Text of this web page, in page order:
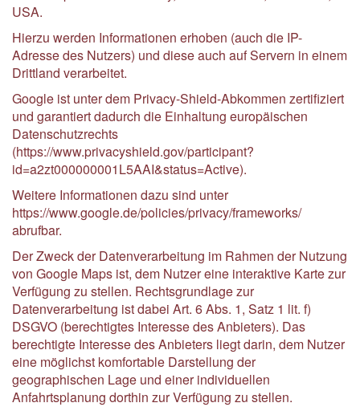
USA.
Hierzu werden Informationen erhoben (auch die IP-
Adresse des Nutzers) und diese auch auf Servern in einem
Drittland verarbeitet.
Google ist unter dem Privacy-Shield-Abkommen zertifiziert
und garantiert dadurch die Einhaltung europäischen
Datenschutzrechts
(https://www.privacyshield.gov/participant?
id=a2zt000000001L5AAI&status=Active).
Weitere Informationen dazu sind unter
https://www.google.de/policies/privacy/frameworks/
abrufbar.
Der Zweck der Datenverarbeitung im Rahmen der Nutzung
von Google Maps ist, dem Nutzer eine interaktive Karte zur
Verfügung zu stellen. Rechtsgrundlage zur
Datenverarbeitung ist dabei Art. 6 Abs. 1, Satz 1 lit. f)
DSGVO (berechtigtes Interesse des Anbieters). Das
berechtigte Interesse des Anbieters liegt darin, dem Nutzer
eine möglichst komfortable Darstellung der
geographischen Lage und einer individuellen
Anfahrtsplanung dorthin zur Verfügung zu stellen.